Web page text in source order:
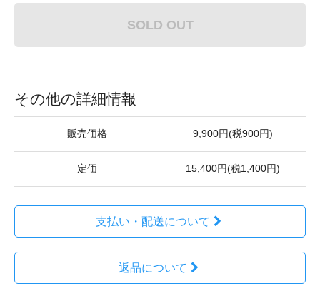
SOLD OUT
その他の詳細情報
販売価格 9,900円(税900円)
定価 15,400円(税1,400円)
支払い・配送について
返品について